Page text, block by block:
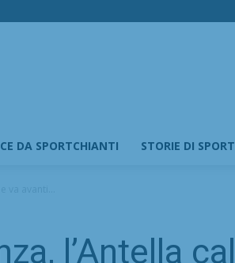
DA SPORTCHIANTI STORIE DI
l’Antella